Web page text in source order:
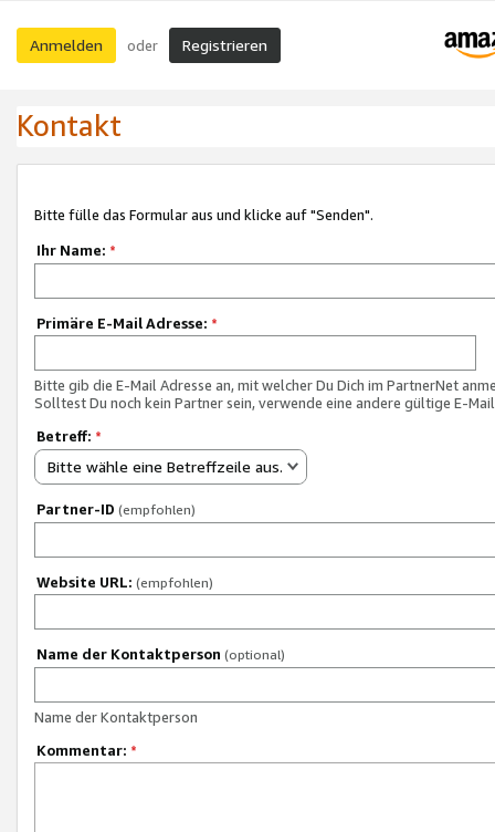
Anmelden oder Registrieren
Kontakt
Bitte fülle das Formular aus und klicke auf "Senden".
Ihr Name: *
Primäre E-Mail Adresse: *
Bitte gib die E-Mail Adresse an, mit welcher Du Dich im PartnerNet
Solltest Du noch kein Partner sein, verwende eine andere gültige E-
Betreff: *
Bitte wähle eine Betreffzeile aus.
Partner-ID (empfohlen)
Website URL: (empfohlen)
Name der Kontaktperson (optional)
Name der Kontaktperson
Kommentar: *